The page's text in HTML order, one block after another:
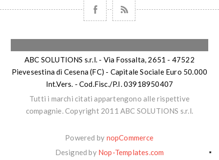
ABC SOLUTIONS s.r.l. - Via Fossalta, 2651 - 47522
Pievesestina di Cesena (FC) - Capitale Sociale Euro 50.000
Int.Vers. - Cod.Fisc./P.I. 03918950407
Tutti i marchi citati appartengono alle rispettive
compagnie. Copyright 2011 ABC SOLUTIONS s.r.l.
Powered by nopCommerce
Designed by Nop-Templates.com